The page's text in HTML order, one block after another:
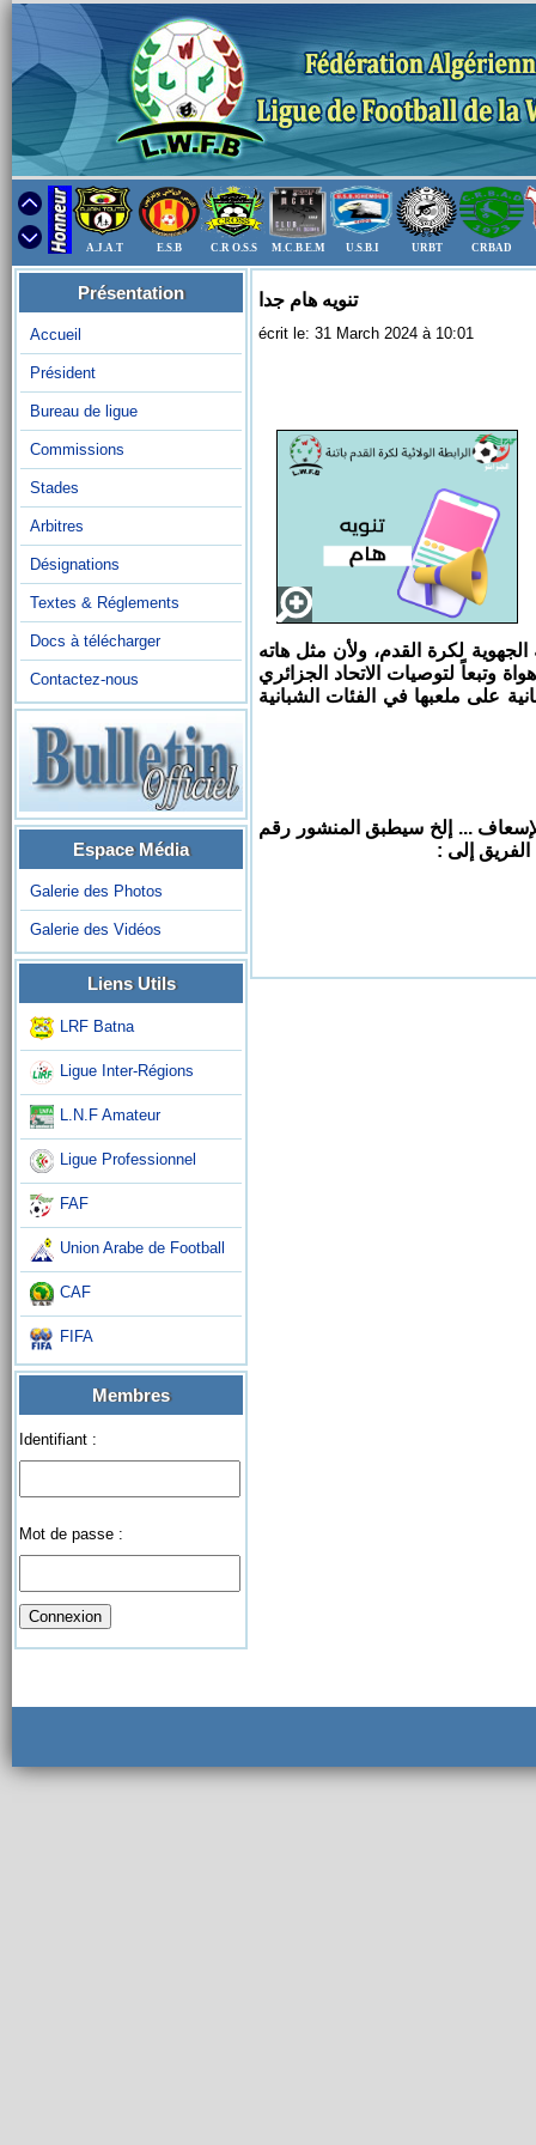
A.J.A.T E.S.B C.R O.S.S M.C.B.E.M U.S.B.I URBT CRBAD
Présentation
Accueil
Président
Bureau de ligue
Commissions
Stades
Arbitres
Désignations
Textes & Réglements
Docs à télécharger
Contactez-nous
Espace Média
Galerie des Photos
Galerie des Vidéos
Liens Utils
LRF Batna
Ligue Inter-Régions
L.N.F Amateur
Ligue Professionnel
FAF
Union Arabe de Football
CAF
FIFA
Membres
Identifiant :
Mot de passe :
تنويه هام جدا
écrit le: 31 March 2024 à 10:01
في مباراة فئة أقل من 17 سنة للرابطة الجهوية لكرة القدم، ولأن مثل هاته
وتبعاً لتوصيات الاتحاد الجزائري
على ملعبها في الفئات الشبانية
... إلخ سيطبق المنشور رقم